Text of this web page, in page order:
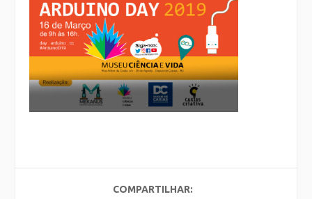
COMPARTILHAR: